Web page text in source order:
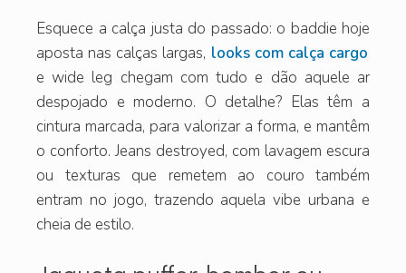
Esquece a calça justa do passado: o baddie hoje
aposta nas calças largas, looks com calça cargo
e wide leg chegam com tudo e dão aquele ar
despojado e moderno. O detalhe? Elas têm a
cintura marcada, para valorizar a forma, e mantêm
o conforto. Jeans destroyed, com lavagem escura
ou texturas que remetem ao couro também
entram no jogo, trazendo aquela vibe urbana e
cheia de estilo.